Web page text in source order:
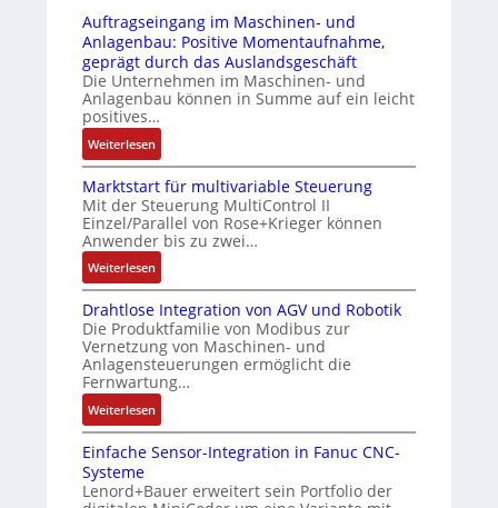
s
i
c
h
f
e
x
i
b
e
l
f
ü
r
d
i
e
A
n
w
n
i
e
n
4
u
n
d
5
G
a
u
d
e
n
R
a
s
p
e
Z
e
r
t
i
e
r
n
g
b
e
s
t
ä
t
i
t
u
c
k
a
u
s
g
l
e
i
c
h
s
l
e
m
e
t
e
i
Auftragseingang im Maschinen- und
Anlagenbau: Positive Momentaufnahme,
geprägt durch das Auslandsgeschäft
Die Unternehmen im Maschinen- und
Anlagenbau können in Summe auf ein leicht
positives…
Weiterlesen:
A
u
f
t
r
a
g
e
i
n
g
a
n
g
m
Marktstart für multivariable Steuerung
Mit der Steuerung MultiControl II
Einzel/Parallel von Rose+Krieger können
Anwender bis zu zwei…
Weiterlesen:
M
a
r
k
t
s
t
a
r
f
Drahtlose Integration von AGV und Robotik
Die Produktfamilie von Modibus zur
Vernetzung von Maschinen- und
Anlagensteuerungen ermöglicht die
Fernwartung…
Weiterlesen:
D
r
h
Einfache Sensor-Integration in Fanuc CNC-
Systeme
Lenord+Bauer erweitert sein Portfolio der